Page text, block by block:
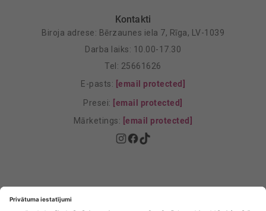
Kontakti
Biroja adrese: Bērzaunes iela 7, Rīga, LV-1039
Darba laiks: 10.00-17.30
Tel: 25661626
E-pasts: [email protected]
Presei: [email protected]
Mārketings: [email protected]
Privātuma Iestatījumi